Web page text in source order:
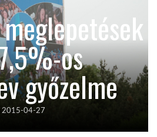
os
győzelme
2015-04-27